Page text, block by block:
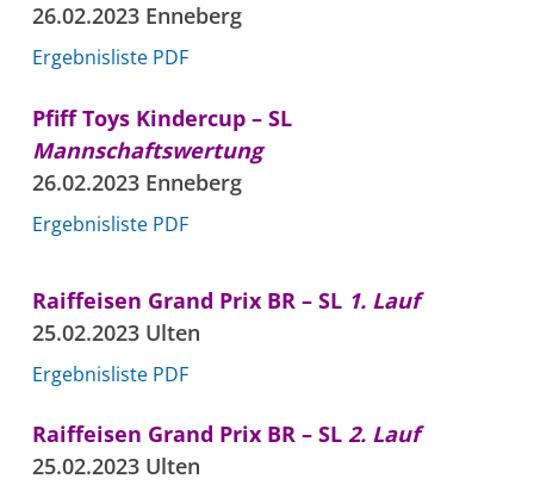
26.02.2023 Enneberg
Ergebnisliste PDF
Pfiff Toys Kindercup – SL
Mannschaftswertung
26.02.2023 Enneberg
Ergebnisliste PDF
Raiffeisen Grand Prix BR – SL 1. Lauf
25.02.2023 Ulten
Ergebnisliste PDF
Raiffeisen Grand Prix BR – SL 2. Lauf
25.02.2023 Ulten